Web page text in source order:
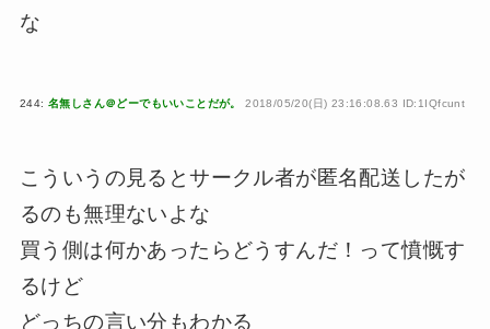
な
244: 名無しさん＠どーでもいいことだが。 2018/05/20(日) 23:16:08.63 ID:1IQfcunt
こういうの見るとサークル者が匿名配送したが
るのも無理ないよな
買う側は何かあったらどうすんだ！って憤慨す
るけど
どっちの言い分もわかる